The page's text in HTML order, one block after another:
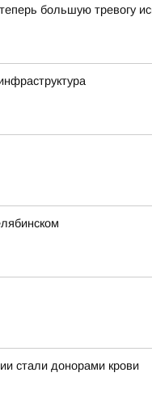
большую тревогу
стали донорами крови